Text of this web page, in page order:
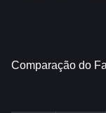
Comparação do